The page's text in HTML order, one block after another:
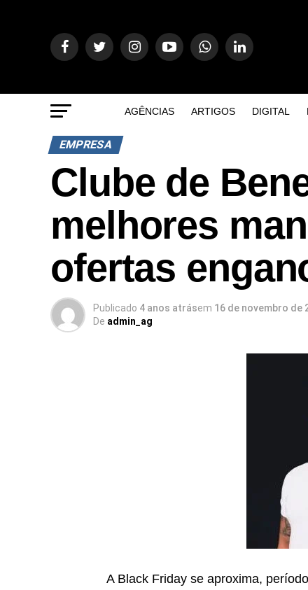
AGÊNCIAS ARTIGOS DIGITAL
EMPRESA
Clube de
melhores
ofertas
Publicado 4 anos atrásem 16 de novembro de
De admin_ag
A Black Friday se aproxima,